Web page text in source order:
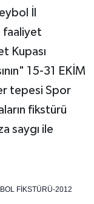
İl
faaliyet
Kupası
15-31 EKİM
tepesi Spor
fikstürü
saygı ile
FİKSTÜRÜ-2012